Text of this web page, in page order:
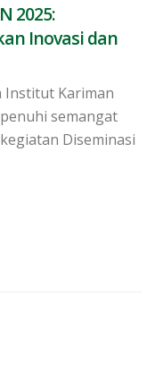
2025:
Inovasi dan
Institut Kariman
semangat
Diseminasi